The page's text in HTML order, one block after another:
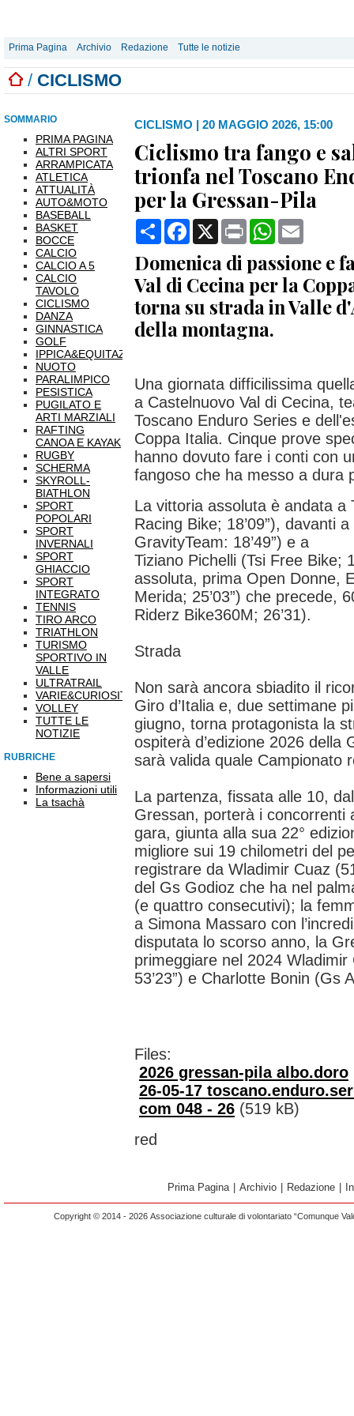
Prima Pagina Archivio Redazione Tutte le notizie
/ CICLISMO
SOMMARIO
PRIMA PAGINA
ALTRI SPORT
ARRAMPICATA
ATLETICA
ATTUALITÀ
AUTO&MOTO
BASEBALL
BASKET
BOCCE
CALCIO
CALCIO A 5
CALCIO
TAVOLO
CICLISMO
DANZA
GINNASTICA
GOLF
IPPICA&EQUITAZIONE
NUOTO
PARALIMPICO
PESISTICA
PUGILATO E
ARTI MARZIALI
RAFTING
CANOA E KAYAK
RUGBY
SCHERMA
SKYROLL-
BIATHLON
SPORT
POPOLARI
SPORT
INVERNALI
SPORT
GHIACCIO
SPORT
INTEGRATO
TENNIS
TIRO ARCO
TRIATHLON
TURISMO
SPORTIVO IN
VALLE
ULTRATRAIL
VARIE&CURIOSITÀ
VOLLEY
TUTTE LE
NOTIZIE
RUBRICHE
Bene a sapersi
Informazioni utili
La tsachà
CICLISMO | 20 MAGGIO 2026, 15:00
Ciclismo tra fango e
trionfa nel Toscano
per la Gressan-Pila
CondividiFacebook
X Print WhatsApp
Domenica di passione e
Val di Cecina per la
torna su strada in Valle
della montagna.
Una giornata difficilissima
a Castelnuovo Val di Cecina,
Toscano Enduro Series e
Coppa Italia. Cinque prove
hanno dovuto fare i conti con
fangoso che ha messo a dura
La vittoria assoluta è andata a
Racing Bike; 18’09”), davanti
GravityTeam: 18’49”) e a
Tiziano Pichelli (Tsi Free Bike;
assoluta, prima Open Donne,
Merida; 25’03”) che precede,
Riderz Bike360M; 26’31).
Strada
Non sarà ancora sbiadito il
Giro d’Italia e, due settimane
giugno, torna protagonista la
ospiterà d’edizione 2026 della
sarà valida quale Campionato
La partenza, fissata alle 10,
Gressan, porterà i concorrenti
gara, giunta alla sua 22°
migliore sui 19 chilometri del
registrare da Wladimir Cuaz
del Gs Godioz che ha nel
(e quattro consecutivi); la
a Simona Massaro con
disputata lo scorso anno, la
primeggiare nel 2024 Wladimir
53’23”) e Charlotte Bonin (Gs
Files:
2026 gressan-pila albo.doro
26-05-17
com 048 - 26 (519 kB)
red
Prima Pagina Archivio Redazione
Copyright © 2014 - 2026 Associazione culturale di volontariato “Comunque